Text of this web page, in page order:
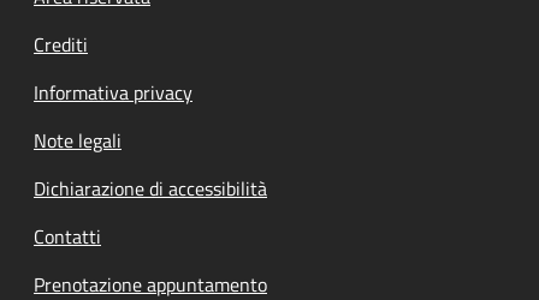
Crediti
Informativa privacy
Note legali
Dichiarazione di accessibilità
Contatti
Prenotazione appuntamento